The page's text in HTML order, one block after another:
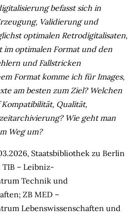
befasst sich in
Validierung und
optimalen Retrodigitalisaten,
im optimalen Format und den
und Fallstricken
Format komme ich für Images,
am besten zum Ziel? Welchen
Kompatibilität, Qualität,
Wie geht man
Weg um?
Staatsbibliothek zu Berlin
TIB – Leibniz-
Technik und
ZB MED –
Lebenswissenschaften und